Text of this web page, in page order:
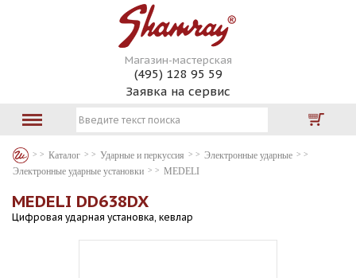
Магазин-мастерская
(495) 128 95 59
Заявка на сервис
Каталог Ударные и перкуссия
Электронные ударные
Электронные ударные установки
MEDELI
MEDELI DD638DX
Цифровая ударная установка, кевлар